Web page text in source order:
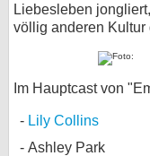
Liebesleben
völlig anderen Kultur
Im Hauptcast von
Lily Collins
Ashley Park